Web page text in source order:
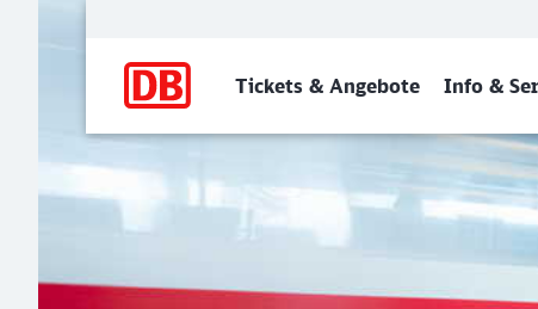
Tickets & Angebote Info &
Rostock Hbf - Frankfurt